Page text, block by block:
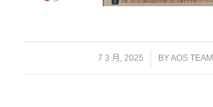
7 3 月, 2025
/ BYAOS TEAM